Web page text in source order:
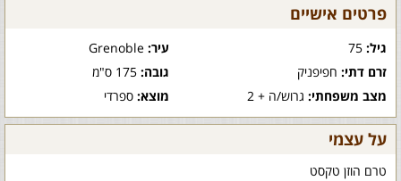
פרטים אישיים
גיל: עיר:Grenoble
זרם דתי: חפיפניק גובה:175 ס"מ
מצב משפחתי: גרוש/ה + 2 מוצא:ספרדי
על עצמי
טרם הוזן טקסט